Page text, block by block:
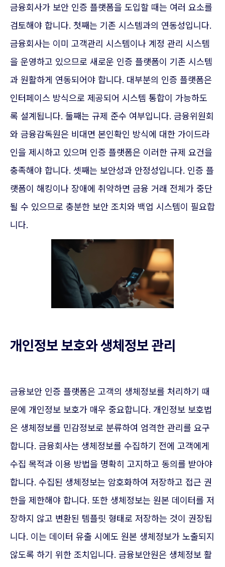
금융회사가 보안 인증 플랫폼을 도입할 때는 여러 요소를
검토해야 합니다. 첫째는 기존 시스템과의 연동성입니다.
금융회사는 이미 고객관리 시스템이나 계정 관리 시스템
을 운영하고 있으므로 새로운 인증 플랫폼이 기존 시스템
과 원활하게 연동되어야 합니다. 대부분의 인증 플랫폼은
인터페이스 방식으로 제공되어 시스템 통합이 가능하도
록 설계됩니다. 둘째는 규제 준수 여부입니다. 금융위원회
와 금융감독원은 비대면 본인확인 방식에 대한 가이드라
인을 제시하고 있으며 인증 플랫폼은 이러한 규제 요건을
충족해야 합니다. 셋째는 보안성과 안정성입니다. 인증 플
랫폼이 해킹이나 장애에 취약하면 금융 거래 전체가 중단
될 수 있으므로 충분한 보안 조치와 백업 시스템이 필요합
니다.
개인정보 보호와 생체정보 관리
금융보안 인증 플랫폼은 고객의 생체정보를 처리하기 때
문에 개인정보 보호가 매우 중요합니다. 개인정보 보호법
은 생체정보를 민감정보로 분류하여 엄격한 관리를 요구
합니다. 금융회사는 생체정보를 수집하기 전에 고객에게
수집 목적과 이용 방법을 명확히 고지하고 동의를 받아야
합니다. 수집된 생체정보는 암호화하여 저장하고 접근 권
한을 제한해야 합니다. 또한 생체정보는 원본 데이터를 저
장하지 않고 변환된 템플릿 형태로 저장하는 것이 권장됩
니다. 이는 데이터 유출 시에도 원본 생체정보가 노출되지
않도록 하기 위한 조치입니다. 금융보안원은 생체정보 활